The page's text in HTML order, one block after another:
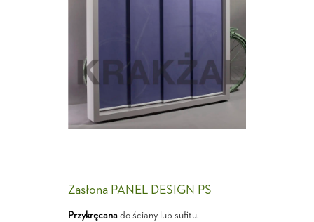
Zasłona PANEL DESIGN PS
Przykręcanado ściany lub sufitu.